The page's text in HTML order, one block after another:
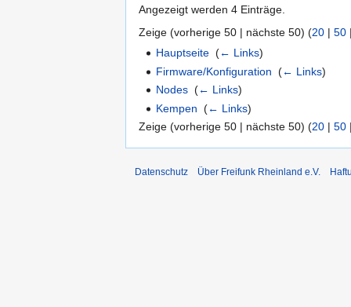
Angezeigt werden 4 Einträge.
Zeige (vorherige 50 | nächste 50) (20 | 50
Hauptseite ‎(← Links)
Firmware/Konfiguration ‎(← Links)
Nodes ‎(← Links)
Kempen ‎(← Links)
Zeige (vorherige 50 | nächste 50) (20 | 50
Datenschutz Über Freifunk Rheinland e.V.